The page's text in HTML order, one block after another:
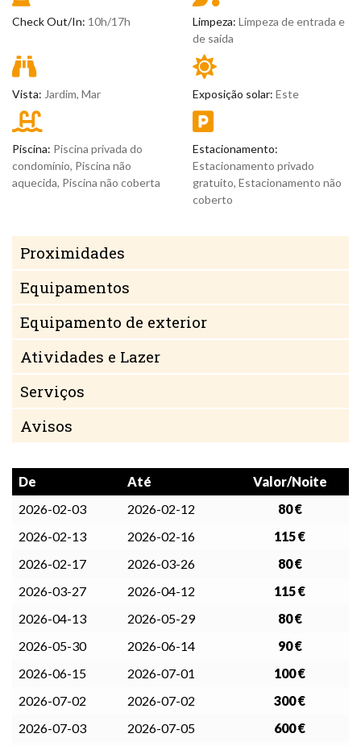
Check Out/In: 10h/17h Limpeza: Limpeza de entrada e
de saída
Vista: Jardim, Mar Exposição solar: Este
Piscina: Piscina privada do
condomínio, Piscina não
aquecida, Piscina não coberta
Estacionamento:
Estacionamento privado
gratuito, Estacionamento não
coberto
Proximidades
Equipamentos
Equipamento de exterior
Atividades e Lazer
Serviços
Avisos
De Até
Valor/Noite
2026-02-03
2026-02-12
80 €
2026-02-13
2026-02-16
115 €
2026-02-17
2026-03-26
80 €
2026-03-27
2026-04-12
115 €
2026-04-13
2026-05-29
80 €
2026-05-30
2026-06-14
90 €
2026-06-15
2026-07-01
100 €
2026-07-02
2026-07-02
300 €
2026-07-03
2026-07-05
600 €